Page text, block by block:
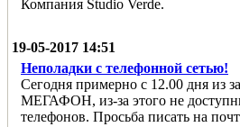
Компания Studio Verde.
19-05-2017 14:51
Неполадки с телефонной сетью!
Сегодня примерно с 12.00 дня из
МЕГАФОН, из-за этого не
телефонов. Просьба писать на